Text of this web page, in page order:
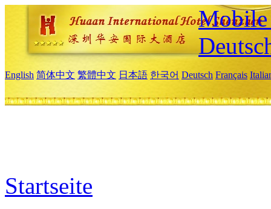
Mobile
English 简体中文 繁體中文 日本語 한국어 Deutsch Français
Startseite